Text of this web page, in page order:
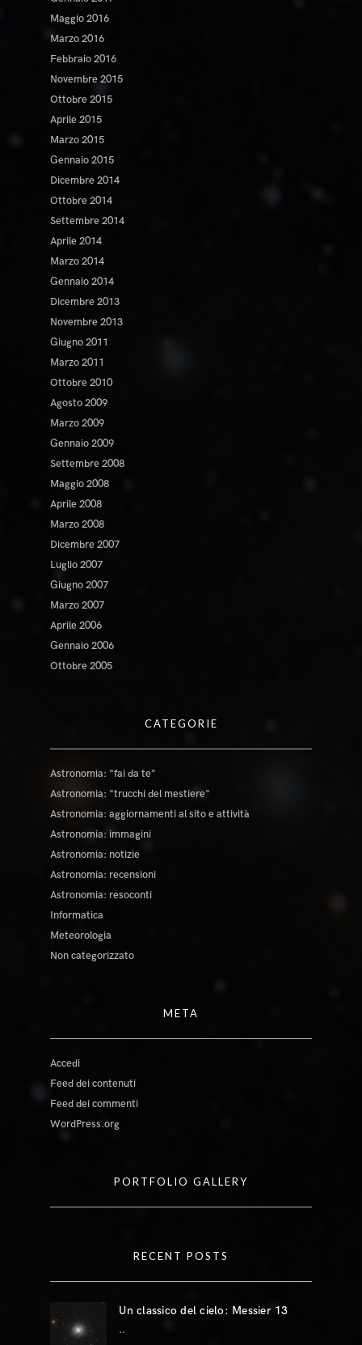
Maggio 2016
Marzo 2016
Febbraio 2016
Novembre 2015
Ottobre 2015
Aprile 2015
Marzo 2015
Gennaio 2015
Dicembre 2014
Ottobre 2014
Settembre 2014
Aprile 2014
Marzo 2014
Gennaio 2014
Dicembre 2013
Novembre 2013
Giugno 2011
Marzo 2011
Ottobre 2010
Agosto 2009
Marzo 2009
Gennaio 2009
Settembre 2008
Maggio 2008
Aprile 2008
Marzo 2008
Dicembre 2007
Luglio 2007
Giugno 2007
Marzo 2007
Aprile 2006
Gennaio 2006
Ottobre 2005
CATEGORIE
Astronomia: "fai da te"
Astronomia: "trucchi del mestiere"
Astronomia: aggiornamenti al sito e attività
Astronomia: immagini
Astronomia: notizie
Astronomia: recensioni
Astronomia: resoconti
Informatica
Meteorologia
Non categorizzato
META
Accedi
Feed dei contenuti
Feed dei commenti
WordPress.org
PORTFOLIO GALLERY
RECENT POSTS
Un classico del cielo: Messier 13
..